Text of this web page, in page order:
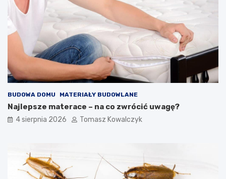
BUDOWA DOMU MATERIAŁY BUDOWLANE
Najlepsze materace – na co zwrócić uwagę?
4 sierpnia 2026 Tomasz Kowalczyk